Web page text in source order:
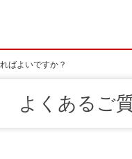
ばよいですか？
よくあるご